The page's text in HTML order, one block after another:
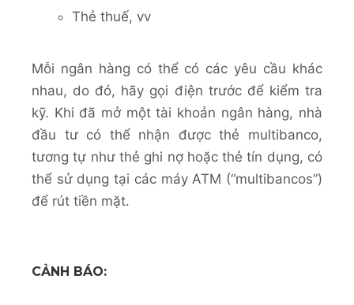
Thẻ thuế, vv
Mỗi ngân hàng có thể có các yêu cầu khác
nhau, do đó, hãy gọi điện trước để kiểm tra
kỹ. Khi đã mở một tài khoản ngân hàng, nhà
đầu tư có thể nhận được thẻ multibanco,
tương tự như thẻ ghi nợ hoặc thẻ tín dụng, có
thể sử dụng tại các máy ATM (“multibancos”)
để rút tiền mặt.
CẢNH BÁO: